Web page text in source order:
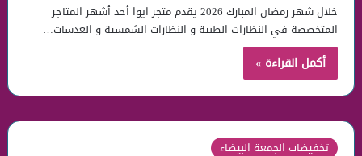
خلال شهر رمضان المبارك 2026 يقدم متجر ايوا أحد أشهر المتاجر
المتخصصة في النظارات الطبية و النظارات الشمسية و العدسات…
أكمل القراءة »
تخفيضات الجمعة البيضاء